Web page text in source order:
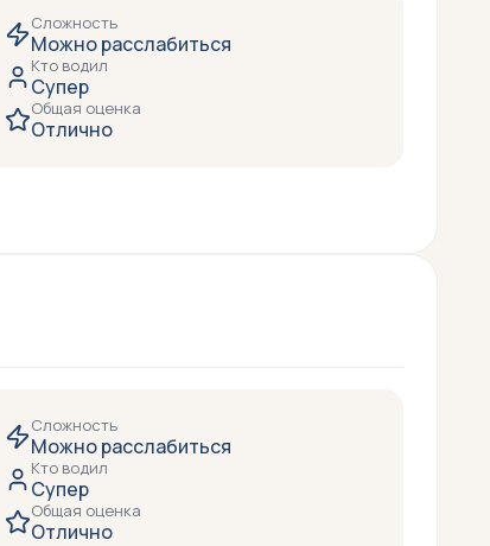
Сложность
Можно расслабиться
Кто водил
Супер
Общая оценка
Отлично
Сложность
Можно расслабиться
Кто водил
Супер
Общая оценка
Отлично